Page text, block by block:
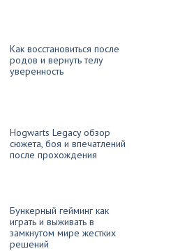
Как восстановиться после
родов и вернуть телу
уверенность
Hogwarts Legacy обзор
сюжета, боя и впечатлений
после прохождения
Бункерный гейминг как
играть и выживать в
замкнутом мире жестких
решений